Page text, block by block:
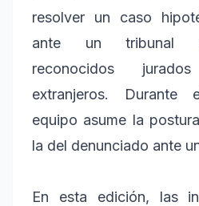
resolver un caso
ante un tribunal
reconocidos
extranjeros. Durante
equipo asume la
la del denunciado ante
En esta edición, las